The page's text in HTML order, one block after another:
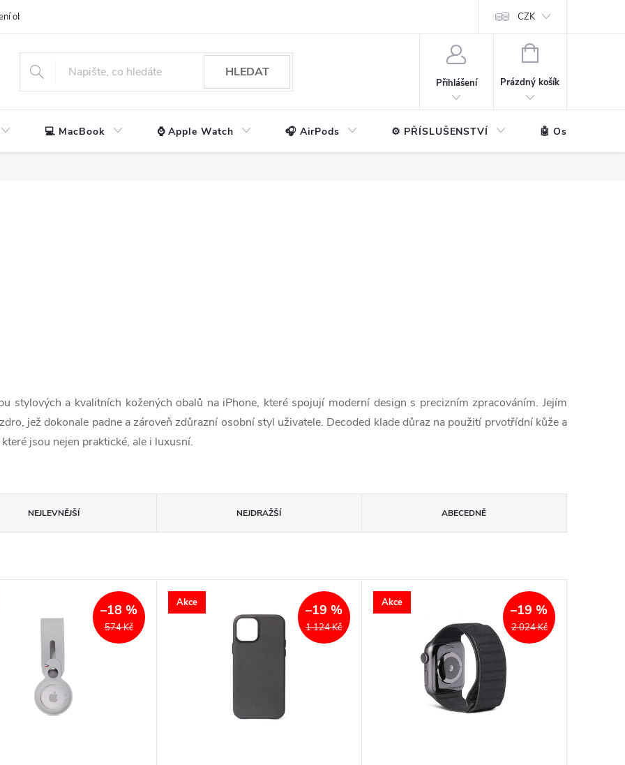
obchodu CZK
HLEDAT
Přihlášení
NÁKUPNÍ
Prázdný košík
💻 MacBook ⌚ Apple Watch 🎧 AirPods ⚙️ PŘÍSLUŠENSTVÍ 🤖 Ostatní
stylových a kvalitních kožených obalů na iPhone, které spojují moderní design s precizním zpracováním. Jejím
jež dokonale padne a zároveň zdůrazní osobní styl uživatele. Decoded klade důraz na použití prvotřídní kůže a
jsou nejen praktické, ale i luxusní.
NEJLEVNĚJŠÍ NEJDRAŽŠÍ ABECEDNĚ
574 Kč
–18 % Akce
1 124 Kč
–19 % Akce
2 024 Kč
–19 %